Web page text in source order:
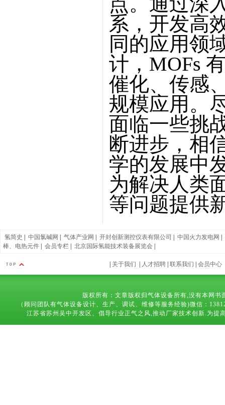
系，开发高
同的应用领
计，MOFs
催化、传感
规模应用。
面临一些挑
断进步，相
学的发展中
为解决人类
等问题提供
氢简史 中国氯碱网 气体产业网 开封创新测控仪表有限公司 中国火力发电网
棒、电热元件
会员专栏 北京国际氢能技术装备展览会
关于我们 人才招聘 联系我们 会员中心
版权所有：文章版权归气体设备所有,没有本网
（顾问团队有气体设备设计、生产、调试、维修等服务经验)微信：
江苏省苏州吴中开发区、倡导行业正气之风,推动厂家技术创新.为提